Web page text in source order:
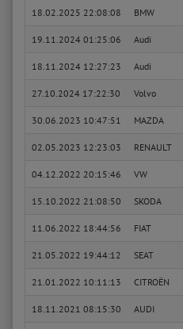
18.02.2025 22:08:08 BMW
19.11.2024 01:25:06 Audi
18.11.2024 12:27:23 Audi
27.10.2024 17:22:30 Volvo
30.06.2023 10:47:51 MAZDA
02.05.2023 12:23:03 RENAULT
04.12.2022 20:15:46 VW
15.10.2022 21:08:50 SKODA
11.06.2022 18:44:56 FIAT
21.05.2022 19:44:12 SEAT
21.01.2022 10:11:13 CITROËN
18.11.2021 08:15:30 AUDI